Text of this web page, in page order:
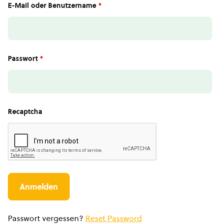
E-Mail oder Benutzername *
Passwort *
Recaptcha
Passwort vergessen? Reset Password